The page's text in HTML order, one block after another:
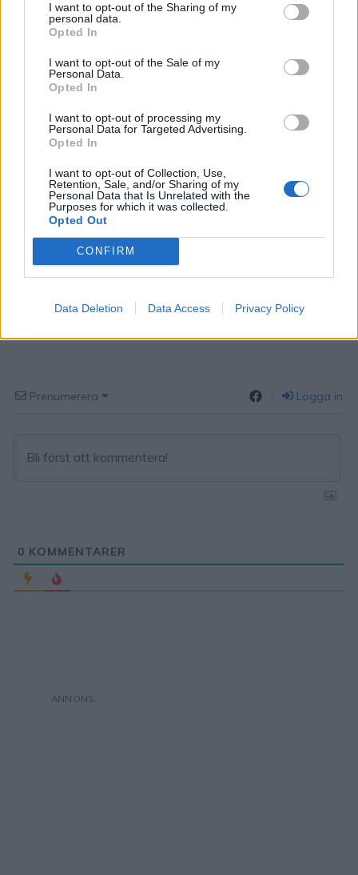
I want to opt-out of the Sharing of my
personal data.
Opted In
I want to opt-out of the Sale of my
Personal Data.
Opted In
I want to opt-out of processing my
Personal Data for Targeted Advertising.
Opted In
I want to opt-out of Collection, Use,
Retention, Sale, and/or Sharing of my
Personal Data that Is Unrelated with the
Purposes for which it was collected.
Opted Out
CONFIRM
Data Deletion Data Access Privacy Policy
Prenumerera Logga in
0 KOMMENTARER